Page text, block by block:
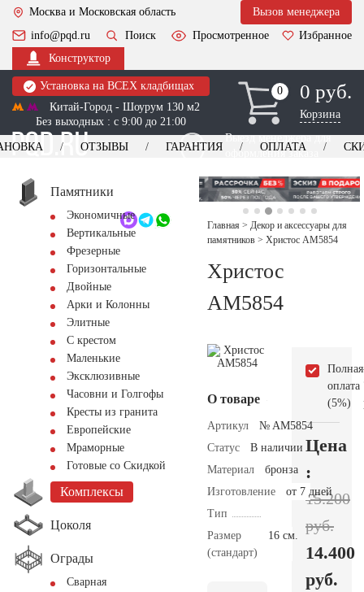
Москва и Московская область
Вызов менеджера
info@pqd.ru
Поиск Просмотренное
Избранное
Конструктор
Установка на ВСЕХ кладбищах
Китай-Город - Шоурум 130 м2
Без выходных : с 9:00 до 21:00
0
0 0 руб.
Корзина
Выезд менеджера для
оформления заказа
+7 (495) 518-44-23
Обратный звонок
ОТЗЫВЫ ГАРАНТИЯ ОПЛАТА
Памятники
Экономичные
Вертикальные
Фрезерные
Горизонтальные
Двойные
Арки и Колонны
Элитные
С крестом
Маленькие
Эксклюзивные
Часовни и Голгофы
Кресты из гранита
Европейские
Мраморные
Готовые со Скидкой
Комплексы
Цоколя
Ограды
Сварная
Главная > Декор и аксессуары для
памятников > Христос AM5854
Христос
AM5854
О товаре
Артикул
№ AM5854
Статус
В наличии
Материал
бронза
Изготовление
от 7 дней
Тип
Размер
(стандарт)
16 см.
Полная
оплата
(5%)
Цена
:
15.200
руб.
14.400
руб.